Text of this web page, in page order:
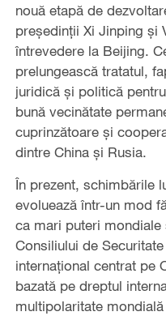
nouă etapă de
preşedinții Xi Jinping şi
întrevedere la Beijing.
prelungească tratatul,
juridică și politică
bună vecinătate
cuprinzătoare și
dintre China și Rusia.
În prezent, schimbările
evoluează într-un mod
ca mari puteri
Consiliului de
internațional centrat pe
bazată pe dreptul
multipolaritate